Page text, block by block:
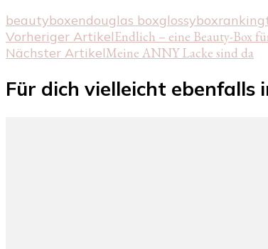
beautyboxendouglas boxglossyboxranking
Beitragsnavigation
Vorheriger ArtikelEndlich – eine Beauty-Box
Nächster ArtikelMeine ANNY Lacke sind da
Für dich vielleicht ebenfalls